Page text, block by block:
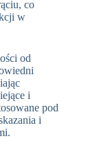
co
w
od
i
pod
i